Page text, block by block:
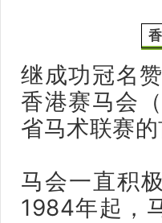
继成功冠名
香港赛马会
省马术联赛
马会一直积
1984年起，